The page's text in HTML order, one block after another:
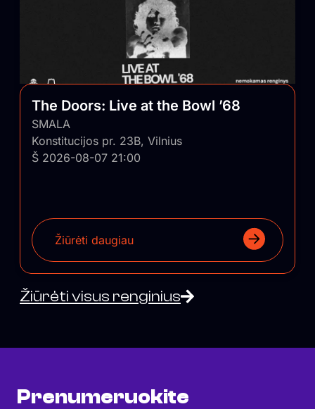
The Doors: Live at the Bowl ’68
SMALA
Konstitucijos pr. 23B, Vilnius
Š 2026-08-07 21:00
Žiūrėti daugiau
Žiūrėti visus renginius
Prenumeruokite